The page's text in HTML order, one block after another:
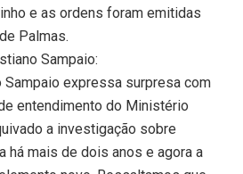
e as ordens foram emitidas
Palmas.
Sampaio:
expressa surpresa com
entendimento do Ministério
a investigação sobre
há mais de dois anos e agora a